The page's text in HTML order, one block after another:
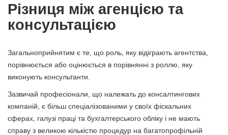
Різниця між агенцією та
консультацією
Загальноприйнятим є те, що роль, яку відіграють агентства,
порівнюється або оцінюється в порівнянні з роллю, яку
виконують консультанти.
Зазвичай професіонали, що належать до консалтингових
компаній, є більш спеціалізованими у своїх фіскальних
сферах, галузі праці та бухгалтерського обліку і не мають
справу з великою кількістю процедур на багатопрофільній